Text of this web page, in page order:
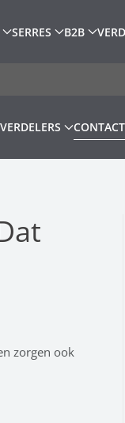
SERRES B2B
VERDELERS CONTACT
zorgen ook